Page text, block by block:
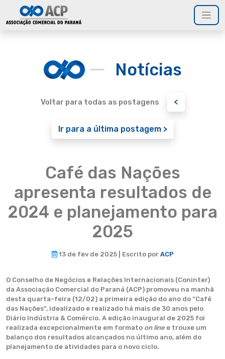
Notícias
Voltar para todas as postagens <
Ir para a última postagem >
Café das Nações
apresenta resultados de
2024 e planejamento para
2025
13 de fev de 2025 | Escrito por ACP
O Conselho de Negócios e Relações Internacionais (Coninter)
da Associação Comercial do Paraná (ACP) promoveu na manhã
desta quarta-feira (12/02) a primeira edição do ano do “Café
das Nações”, idealizado e realizado há mais de 30 anos pelo
Diário Indústria & Comércio. A edição inaugural de 2025 foi
realizada excepcionalmente em formato on line e trouxe um
balanço dos resultados alcançados no último ano, além do
planejamento de atividades para o novo ciclo.